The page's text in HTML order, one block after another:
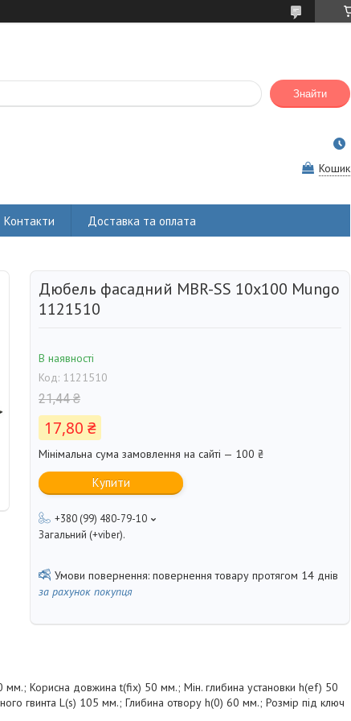
Знайти
Кошик
Контакти Доставка та оплата
Дюбель фасадний MBR-SS 10х100 Mungo
1121510
В наявності
Код: 1121510
21,44 ₴
17,80 ₴
Мінімальна сума замовлення на сайті — 100 ₴
Купити
+380 (99) 480-79-10
Загальний (+viber).
повернення товару протягом 14 днів
за рахунок покупця
Корисна довжина t(fix) 50 мм.; Мін. глибина установки h(ef) 50
гвинта L(s) 105 мм.; Глибина отвору h(0) 60 мм.; Розмір під ключ